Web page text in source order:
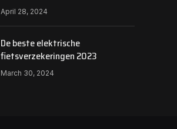
April 28, 2024
De beste elektrische
fietsverzekeringen 2023
March 30, 2024